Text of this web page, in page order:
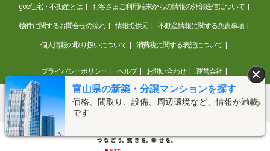
富山県の新築・分譲マンションを探す
価格、間取り、設備、周辺環境など、情報が満載
です
goo住宅・不動産とは お客さまご利用端末からの情報の外部送信について
物件に関するお問合せの流れ 情報提供元 不動産情報に関する免責事項
個人情報の取り扱いについて 消費税に関する表記について
プライバシーポリシー ヘルプ お問い合わせ 運営会社
©NTT DOCOMO